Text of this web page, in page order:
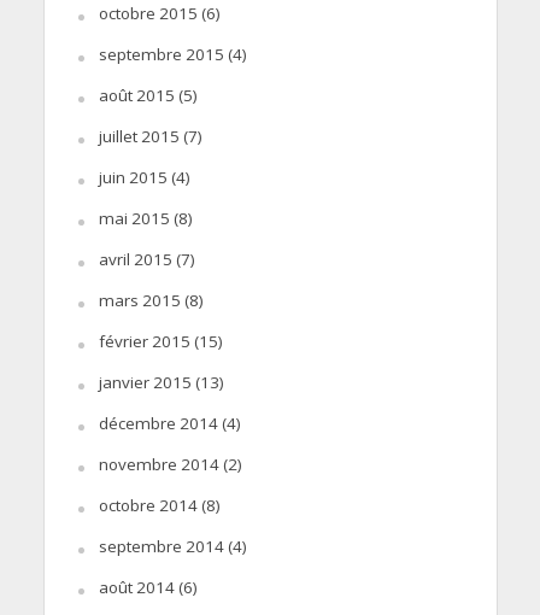
octobre 2015 (6)
septembre 2015 (4)
août 2015 (5)
juillet 2015 (7)
juin 2015 (4)
mai 2015 (8)
avril 2015 (7)
mars 2015 (8)
février 2015 (15)
janvier 2015 (13)
décembre 2014(4)
novembre 2014(2)
octobre 2014(8)
septembre 2014(4)
août 2014(6)